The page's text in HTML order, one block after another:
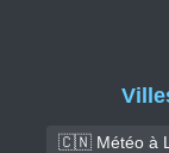
🇨🇳 Météo à